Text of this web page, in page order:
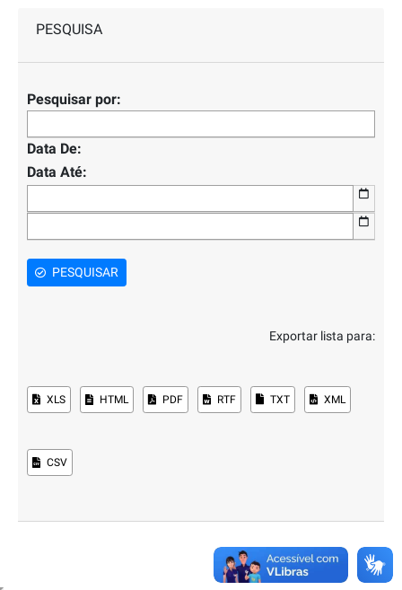
PESQUISA
Pesquisar por:
Data De:
Data Até:
PESQUISAR
Exportar lista para:
XLS HTML PDF RTF TXT XML
CSV